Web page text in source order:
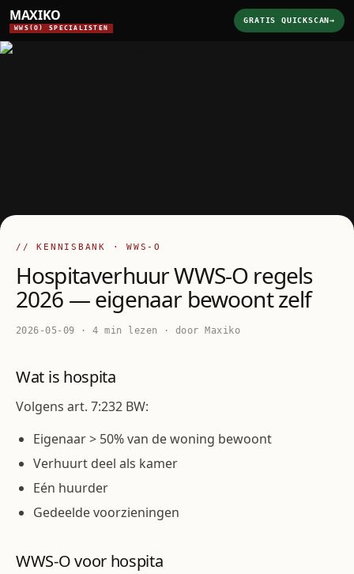
MAXIKO
WWS(O) SPECIALISTEN
GRATIS QUICKSCAN→
// KENNISBANK · WWS-O
Hospitaverhuur WWS-O regels
2026 — eigenaar bewoont zelf
2026-05-09 · 4 min lezen · door Maxiko
Wat is hospita
Volgens art. 7:232 BW:
Eigenaar > 50% van de woning bewoont
Verhuurt deel als kamer
Eén huurder
Gedeelde voorzieningen
WWS-O voor hospita